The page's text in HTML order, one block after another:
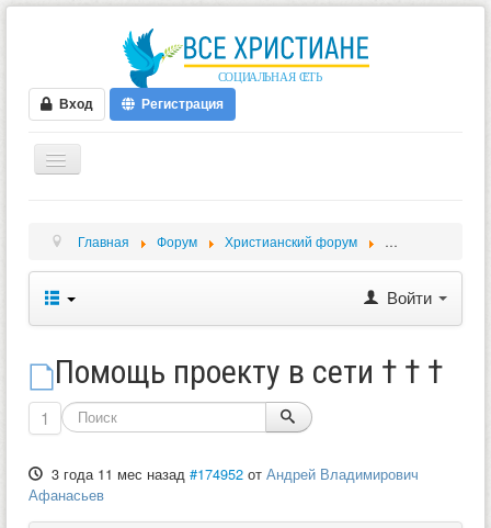
Вход Регистрация
ФОРУМ
ВИДЕО
БЛОГИ
МУЗЫКА
БИБЛИЯ
ОПРОСЫ
НОВОСТИ
Главная Форум Христианский форум Жизненные
Войти
Помощь проекту в сети † † †
1
3 года 11 мес назад #174952 отАндрей Владимирович
Афанасьев